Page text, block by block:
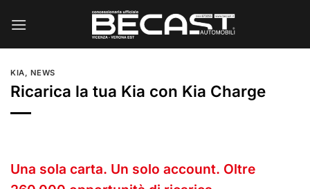
KIA, NEWS
Ricarica la tua Kia con Kia Charge
Una sola carta. Un solo account. Oltre